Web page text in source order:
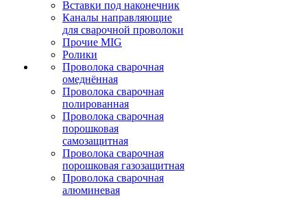
Вставки под наконечник
Каналы направляющие
для сварочной проволоки
Прочие MIG
Ролики
Проволока сварочная
омеднённая
Проволока сварочная
полированная
Проволока сварочная
порошковая
самозащитная
Проволока сварочная
порошковая газозащитная
Проволока сварочная
алюминевая